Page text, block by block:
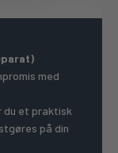
med
du et praktisk
på din